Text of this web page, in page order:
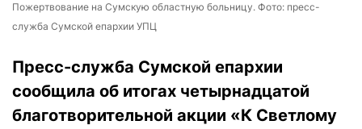
Пожертвование на Сумскую областную больницу. Фото: пресс-
служба Сумской епархии УПЦ
Пресс-служба Сумской епархии
сообщила об итогах четырнадцатой
благотворительной акции «К Светлому